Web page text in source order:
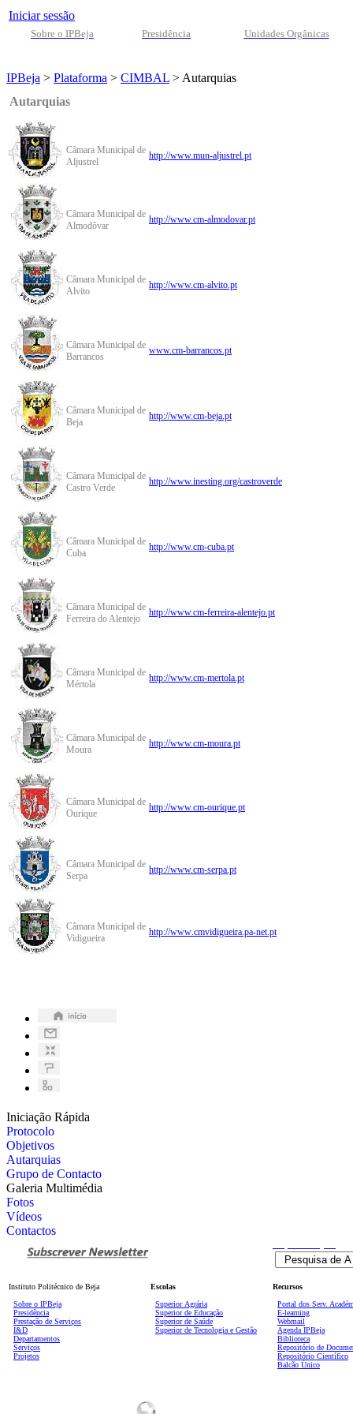
Iniciar sessão
Sobre o IPBeja Presidência Unidades Orgânicas
IPBeja > Plataforma > CIMBAL > Autarquias
Autarquias
Câmara Municipal de
Aljustrel
http://www.mun-aljustrel.pt
Câmara Municipal de
Almodôvar
http://www.cm-almodovar.pt
Câmara Municipal de
Alvito
http://www.cm-alvito.pt
Câmara Municipal de
Barrancos
www.cm-barrancos.pt
Câmara Municipal de
Beja
http://www.cm-beja.pt
Câmara Municipal de
Castro Verde
http://www.inesting.org/castroverde
Câmara Municipal de
Cuba
http://www.cm-cuba.pt
Câmara Municipal de
Ferreira do Alentejo
http://www.cm-ferreira-alentejo.pt
Câmara Municipal de
Mértola
http://www.cm-mertola.pt
Câmara Municipal de
Moura
http://www.cm-moura.pt
Câmara Municipal de
Ourique
http://www.cm-ourique.pt
Câmara Municipal de
Serpa
http://www.cm-serpa.pt
Câmara Municipal de
Vidigueira
http://www.cmvidigueira.pa-net.pt
Iniciação Rápida
Protocolo
Objetivos
Autarquias
Grupo de Contacto
Galeria Multimédia
Fotos
Vídeos
Contactos
Instituto Politécnico de Beja
Sobre o IPBeja
Presidência
Prestação de Serviços
I&D
Departamentos
Serviços
Projetos
Escolas
Superior Agrária
Superior de Educação
Superior de Saúde
Superior de Tecnologia e Gestão
Recursos
Portal dos Serv.
E-learning
Webmail
Agenda IPBeja
Biblioteca
Repositório de
Repositório Científico
Balcão Único